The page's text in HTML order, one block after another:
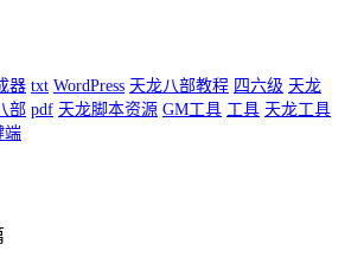
器 txt WordPress 天龙八部教程 四六级 天龙
部 pdf 天龙脚本资源 GM工具 工具 天龙工具
端